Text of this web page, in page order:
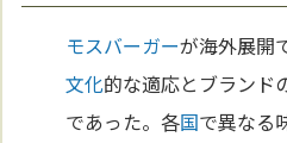
モスバーガーが海外展開
文化的な適応とブランド
であった。各国で異なる